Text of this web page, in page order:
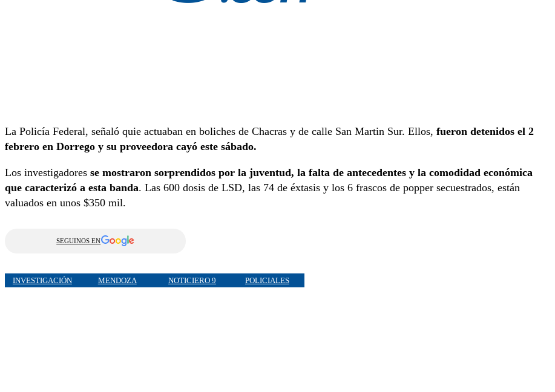
La Policía Federal, señaló quie actuaban en boliches de Chacras y de calle San Martin Sur. Ellos, fueron detenidos el 2
febrero en Dorrego y su proveedora cayó este sábado.
Los investigadores se mostraron sorprendidos por la juventud, la falta de antecedentes y la comodidad económica
que caracterizó a esta banda. Las 600 dosis de LSD, las 74 de éxtasis y los 6 frascos de popper secuestrados, están
valuados en unos $350 mil.
SEGUINOS EN
INVESTIGACIÓN MENDOZA NOTICIERO 9 POLICIALES